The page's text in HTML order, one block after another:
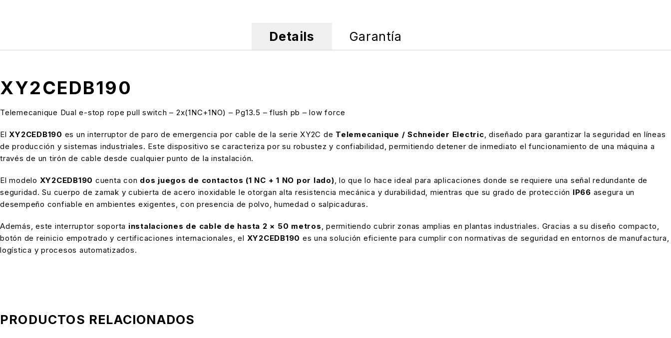
Details Garantía
XY2CEDB190
Telemecanique Dual e-stop rope pull switch – 2x(1NC+1NO) – Pg13.5 – flush pb – low force
ElXY2CEDB190 es un interruptor de paro de emergencia por cable de la serie XY2C de Telemecanique / Schneider Electric, diseñado para garantizar la seguridad en líneas
de producción y sistemas industriales. Este dispositivo se caracteriza por su robustez y confiabilidad, permitiendo detener de inmediato el funcionamiento de una máquina a
través de un tirón de cable desde cualquier punto de la instalación.
El modelo XY2CEDB190 cuenta con dos juegos de contactos (1 NC + 1 NO por lado), lo que lo hace ideal para aplicaciones donde se requiere una señal redundante de
seguridad. Su cuerpo de zamak y cubierta de acero inoxidable le otorgan alta resistencia mecánica y durabilidad, mientras que su grado de protección IP66 asegura un
desempeño confiable en ambientes exigentes, con presencia de polvo, humedad o salpicaduras.
Además, este interruptor soporta instalaciones de cable de hasta 2 × 50 metros, permitiendo cubrir zonas amplias en plantas industriales. Gracias a su diseño compacto,
botón de reinicio empotrado y certificaciones internacionales, el XY2CEDB190 es una solución eficiente para cumplir con normativas de seguridad en entornos de manufactura,
logística y procesos automatizados.
PRODUCTOS RELACIONADOS